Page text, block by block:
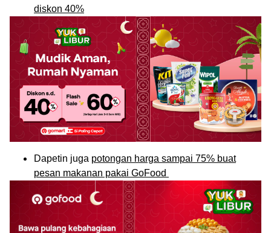
diskon 40%
Dapetin juga potongan harga sampai 75% buat
pesan makanan pakai GoFood